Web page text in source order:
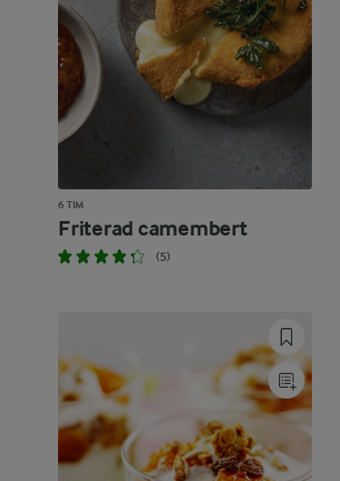
6 TIM
Friterad camembert
(5)